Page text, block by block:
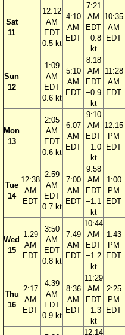
Sat
11
12:12
AM
EDT
0.5 kt
4:10
AM
EDT
7:21
AM
EDT
−0.8
kt
10:35
AM
EDT
Sun
12
1:09
AM
EDT
0.6 kt
5:10
AM
EDT
8:18
AM
EDT
−0.9
kt
11:28
AM
EDT
Mon
13
2:05
AM
EDT
0.6 kt
6:07
AM
EDT
9:10
AM
EDT
−1.0
kt
12:15
PM
EDT
Tue
14
12:38
AM
EDT
2:59
AM
EDT
0.7 kt
7:00
AM
EDT
9:58
AM
EDT
−1.1
kt
1:00
PM
EDT
Wed
15
1:29
AM
EDT
3:50
AM
EDT
0.8 kt
7:49
AM
EDT
10:44
AM
EDT
−1.2
kt
1:43
PM
EDT
Thu
16
2:17
AM
EDT
4:39
AM
EDT
0.9 kt
8:36
AM
EDT
11:29
AM
EDT
−1.3
kt
2:25
PM
EDT
12:14